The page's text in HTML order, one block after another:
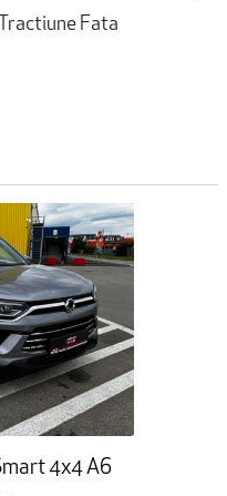
Tractiune Fata
4x4 A6